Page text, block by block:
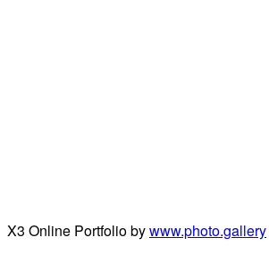
X3 Online Portfolio bywww.photo.gallery